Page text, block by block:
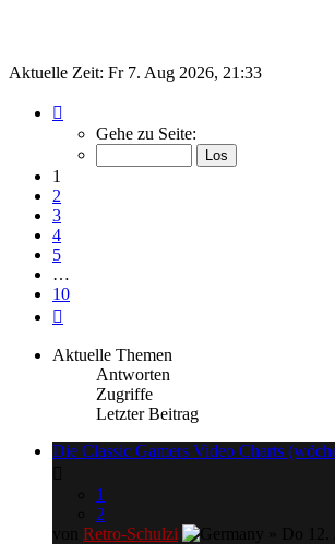
Aktuelle Zeit: Fr 7. Aug 2026, 21:33
von
Gehe zu Seite:
1
2
3
4
5
…
10
Aktuelle Themen
Antworten
Zugriffe
Letzter Beitrag
Die Classic Gamers Video Charts
1
2
Retro-Schulzi